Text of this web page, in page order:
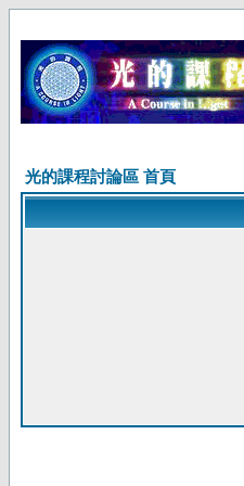
光的課程討論區 首頁